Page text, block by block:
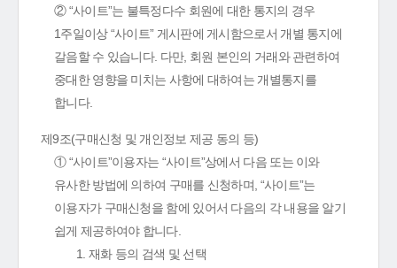
② “사이트”는 불특정다수 회원에 대한 통지의 경우
1주일이상 “사이트” 게시판에 게시함으로서 개별 통지에
갈음할 수 있습니다. 다만, 회원 본인의 거래와 관련하여
중대한 영향을 미치는 사항에 대하여는 개별통지를
합니다.
제9조(구매신청 및 개인정보 제공 동의 등)
① “사이트”이용자는 “사이트”상에서 다음 또는 이와
유사한 방법에 의하여 구매를 신청하며, “사이트”는
이용자가 구매신청을 함에 있어서 다음의 각 내용을 알기
쉽게 제공하여야 합니다.
1. 재화 등의 검색 및 선택